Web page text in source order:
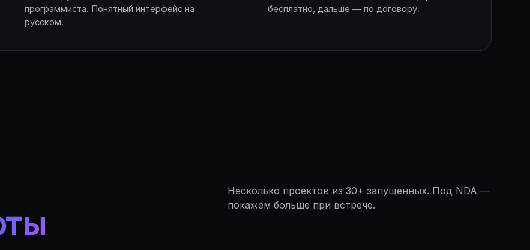
программиста. Понятный интерфейс на
русском.
бесплатно, дальше — по договору.
Несколько проектов из 30+ запущенных. Под NDA —
покажем больше при встрече.